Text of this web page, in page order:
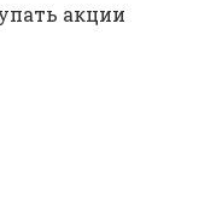
акции